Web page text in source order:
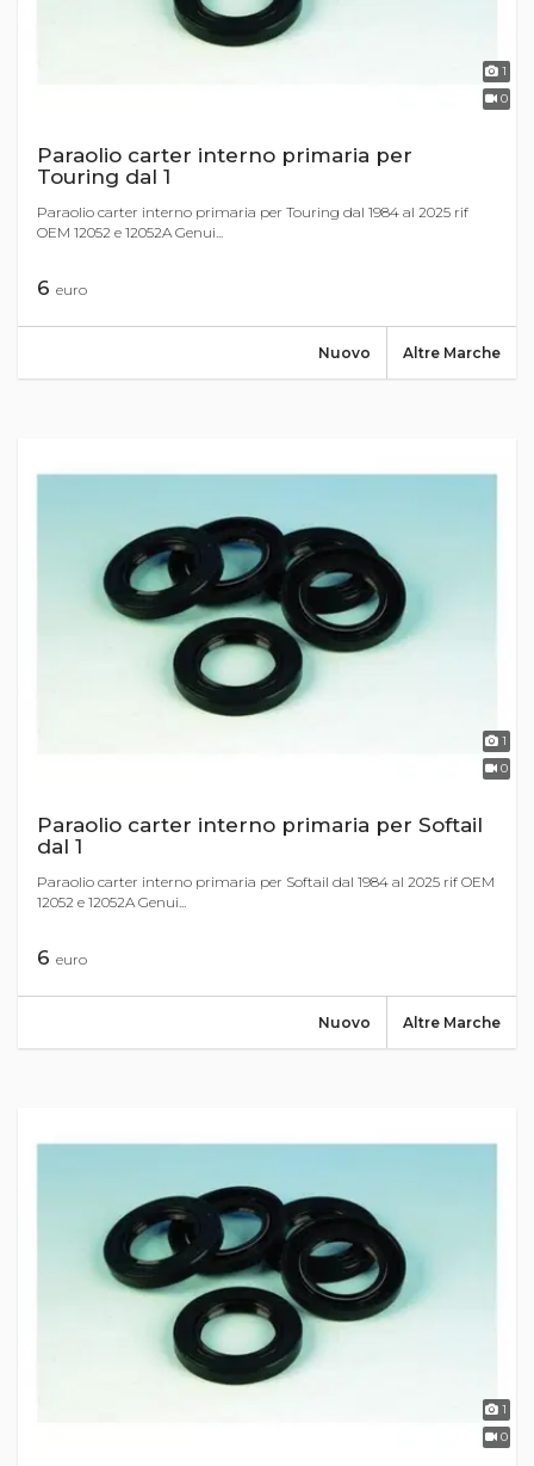
1
0
Paraolio carter interno primaria per
Touring dal 1
Paraolio carter interno primaria per Touring dal 1984 al 2025 rif
OEM 12052 e 12052A Genui...
6 euro
Altre Marche
Nuovo
1
0
Paraolio carter interno primaria per Softail
dal 1
Paraolio carter interno primaria per Softail dal 1984 al 2025 rif OEM
12052 e 12052A Genui...
6 euro
Altre Marche
Nuovo
1
0